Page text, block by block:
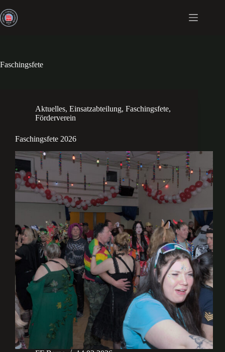
Inhalt
springen
Faschingsfete
Aktuelles, Einsatzabteilung, Faschingsfete,
Förderverein
Faschingsfete 2026